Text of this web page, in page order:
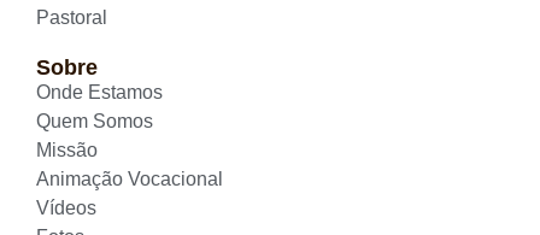
Pastoral
Sobre
Onde Estamos
Quem Somos
Missão
Animação Vocacional
Vídeos